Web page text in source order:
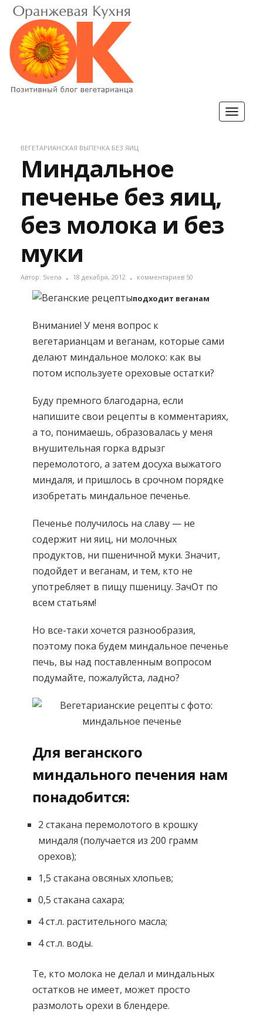
Toggle
ВЕГЕТАРИАНСКАЯ ВЫПЕЧКА БЕЗ ЯИЦ
Миндальное
печенье без яиц,
без молока и без
муки
Автор: Svena 18 декабря, 2012 комментариев 50
подходит веганам
Внимание! У меня вопрос к
вегетарианцам и веганам, которые сами
делают миндальное молоко: как вы
потом используете ореховые остатки?
Буду премного благодарна, если
напишите свои рецепты в комментариях,
а то, понимаешь, образовалась у меня
внушительная горка вдрызг
перемолотого, а затем досуха выжатого
миндаля, и пришлось в срочном порядке
изобретать миндальное печенье.
Печенье получилось на славу — не
содержит ни яиц, ни молочных
продуктов, ни пшеничной муки. Значит,
подойдет и веганам, и тем, кто не
употребляет в пищу пшеницу. ЗачОт по
всем статьям!
Но все-таки хочется разнообразия,
поэтому пока будем миндальное печенье
печь, вы над поставленным вопросом
подумайте, пожалуйста, ладно?
Для веганского
миндального печения нам
понадобится:
2 стакана перемолотого в крошку
миндаля (получается из 200 грамм
орехов);
1,5 стакана овсяных хлопьев;
0,5 стакана сахара;
4 ст.л. растительного масла;
4 ст.л. воды.
Те, кто молока не делал и миндальных
остатков не имеет, может просто
размолоть орехи в блендере.